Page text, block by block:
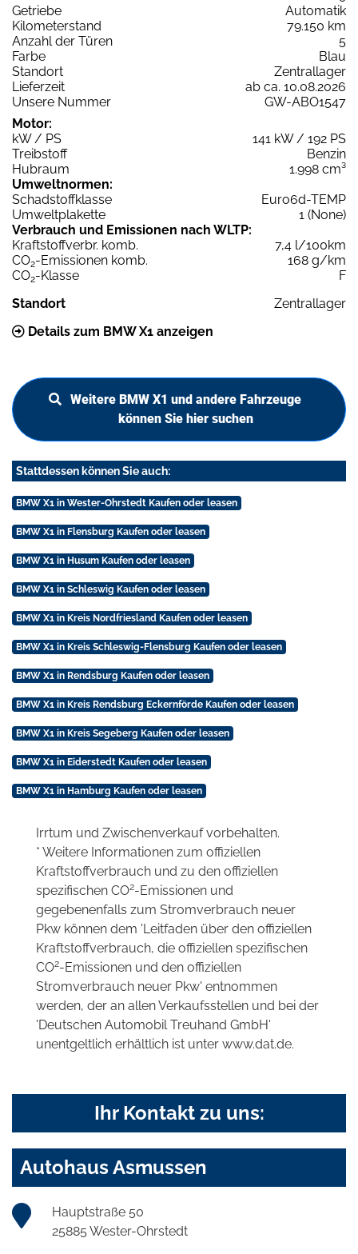
Getriebe
Automatik
Kilometerstand
79.150 km
Anzahl der Türen
5
Farbe
Blau
Standort
Zentrallager
Lieferzeit
ab ca. 10.08.2026
Unsere Nummer
GW-ABO1547
Motor:
kW / PS
141 kW / 192 PS
Treibstoff
Benzin
Hubraum
1.998 cm³
Umweltnormen:
Schadstoffklasse
Euro6d-TEMP
Umweltplakette
1 (None)
Verbrauch und Emissionen nach WLTP:
Kraftstoffverbr. komb.
7,4 l/100km
CO2-Emissionen komb.
168 g/km
CO2-Klasse
F
Standort
Zentrallager
Details zum BMW X1 anzeigen
Weitere BMW X1 und andere Fahrzeuge
können Sie hier suchen
Stattdessen können Sie auch:
BMW X1 in Wester-Ohrstedt Kaufen oder leasen
BMW X1 in Flensburg Kaufen oder leasen
BMW X1 in Husum Kaufen oder leasen
BMW X1 in Schleswig Kaufen oder leasen
BMW X1 in Kreis Nordfriesland Kaufen oder leasen
BMW X1 in Kreis Schleswig-Flensburg Kaufen oder leasen
BMW X1 in Rendsburg Kaufen oder leasen
BMW X1 in Kreis Rendsburg Eckernförde Kaufen oder leasen
BMW X1 in Kreis Segeberg Kaufen oder leasen
BMW X1 in Eiderstedt Kaufen oder leasen
BMW X1 in Hamburg Kaufen oder leasen
Irrtum und Zwischenverkauf vorbehalten.
* Weitere Informationen zum offiziellen
Kraftstoffverbrauch und zu den offiziellen
spezifischen CO2-Emissionen und
gegebenenfalls zum Stromverbrauch neuer
Pkw können dem 'Leitfaden über den offiziellen
Kraftstoffverbrauch, die offiziellen spezifischen
CO2-Emissionen und den offiziellen
Stromverbrauch neuer Pkw' entnommen
werden, der an allen Verkaufsstellen und bei der
'Deutschen Automobil Treuhand GmbH'
unentgeltlich erhältlich ist unter www.dat.de.
Ihr Kontakt zu uns:
Autohaus Asmussen
Hauptstraße 50
25885 Wester-Ohrstedt